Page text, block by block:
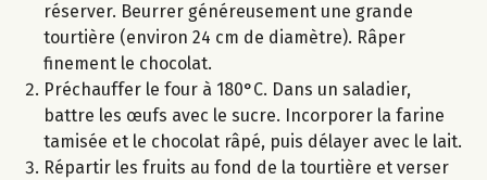
réserver. Beurrer généreusement une grande
tourtière (environ 24 cm de diamètre). Râper
finement le chocolat.
Préchauffer le four à 180°C. Dans un saladier,
battre les œufs avec le sucre. Incorporer la farine
tamisée et le chocolat râpé, puis délayer avec le lait.
Répartir les fruits au fond de la tourtière et verser